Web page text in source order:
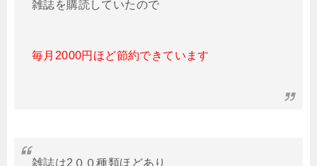
雑誌を購読していたので
毎月2000円ほど節約できています
雑誌は2００種類ほどあり、